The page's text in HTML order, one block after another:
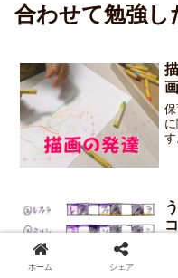
合わせて勉強し
ホーム シェア